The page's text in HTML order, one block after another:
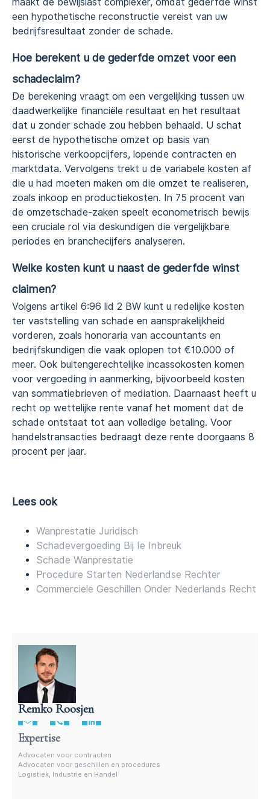
een hypothetische reconstructie vereist van uw
bedrijfsresultaat zonder de schade.
Hoe berekent u de gederfde omzet voor een
schadeclaim?
De berekening vraagt om een vergelijking tussen uw
daadwerkelijke financiële resultaat en het resultaat
dat u zonder schade zou hebben behaald. U schat
eerst de hypothetische omzet op basis van
historische verkoopcijfers, lopende contracten en
marktdata. Vervolgens trekt u de variabele kosten af
die u had moeten maken om die omzet te realiseren,
zoals inkoop en productiekosten. In 75 procent van
de omzetschade-zaken speelt econometrisch bewijs
een cruciale rol via deskundigen die vergelijkbare
periodes en branchecijfers analyseren.
Welke kosten kunt u naast de gederfde winst
claimen?
Volgens artikel 6:96 lid 2 BW kunt u redelijke kosten
ter vaststelling van schade en aansprakelijkheid
vorderen, zoals honoraria van accountants en
bedrijfskundigen die vaak oplopen tot €10.000 of
meer. Ook buitengerechtelijke incassokosten komen
voor vergoeding in aanmerking, bijvoorbeeld kosten
van sommatiebrieven of mediation. Daarnaast heeft u
recht op wettelijke rente vanaf het moment dat de
schade ontstaat tot aan volledige betaling. Voor
handelstransacties bedraagt deze rente doorgaans 8
procent per jaar.
Lees ook
Wanprestatie Juridisch
Schadevergoeding Bij Ie Inbreuk
Schade Wanprestatie
Procedure Starten Nederlandse Rechter
Commerciele Geschillen Onder Nederlands Recht
Remko Roosjen
Advocaat voor procedures
Expertise
Advocaten voor contracten
Advocaten voor geschillen en procedures
Logistiek, Industrie en Handel